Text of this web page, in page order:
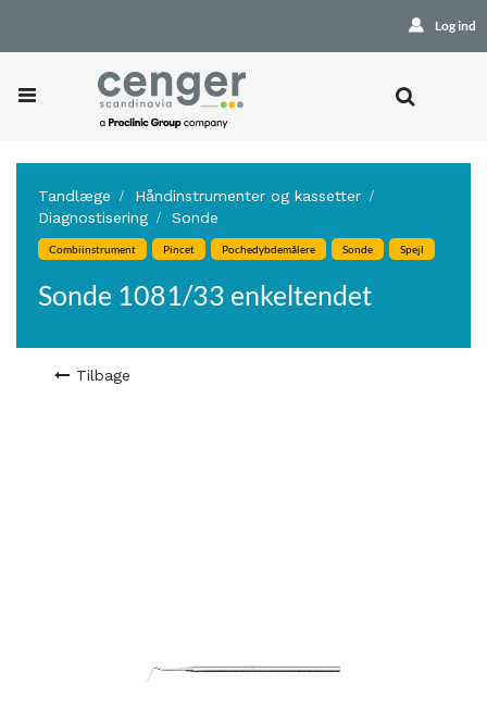
Log ind
Tandlæge
Håndinstrumenter og kassetter
Diagnostisering
Sonde
Combiinstrument Pincet Pochedybdemålere Sonde Spejl
Sonde 1081/33 enkeltendet
Tilbage